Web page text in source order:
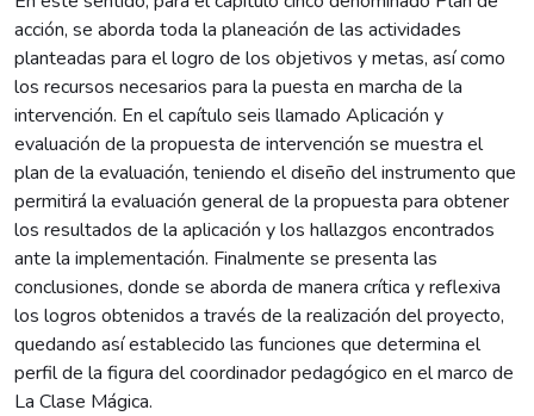
acción, se aborda toda la planeación de las actividades
planteadas para el logro de los objetivos y metas, así como
los recursos necesarios para la puesta en marcha de la
intervención. En el capítulo seis llamado Aplicación y
evaluación de la propuesta de intervención se muestra el
plan de la evaluación, teniendo el diseño del instrumento que
permitirá la evaluación general de la propuesta para obtener
los resultados de la aplicación y los hallazgos encontrados
ante la implementación. Finalmente se presenta las
conclusiones, donde se aborda de manera crítica y reflexiva
los logros obtenidos a través de la realización del proyecto,
quedando así establecido las funciones que determina el
perfil de la figura del coordinador pedagógico en el marco de
La Clase Mágica.